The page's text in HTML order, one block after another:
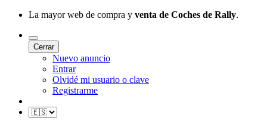
La mayor web de compra y venta de Coches de Rally.
Cerrar
Nuevo anuncio
Entrar
Olvidé mi usuario o clave
Registrarme